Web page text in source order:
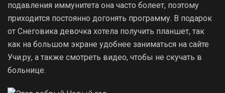
подавления иммунитета она часто болеет, поэтому
приходится постоянно догонять программу. В подарок
от Снеговика девочка хотела получить планшет, так
как на большом экране удобнее заниматься на сайте
Учи.ру, а также смотреть видео, чтобы не скучать в
больнице.